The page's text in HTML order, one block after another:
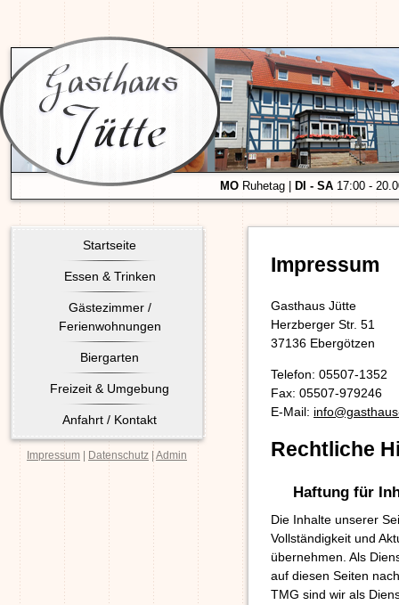
MO Ruhetag | DI - SA 17:00 -
Startseite
Essen & Trinken
Gästezimmer /
Ferienwohnungen
Biergarten
Freizeit & Umgebung
Anfahrt / Kontakt
Impressum Datenschutz |Admin
Impressum
Gasthaus Jütte
Herzberger Str. 51
37136 Ebergötzen
Telefon: 05507-1352
Fax: 05507-979246
E-Mail:
Rechtliche
Haftung für
Die Inhalte unserer
Vollständigkeit und
übernehmen. Als
auf diesen Seiten
TMG sind wir als